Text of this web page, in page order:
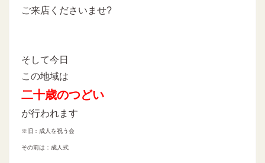
ご来店くださいませ?
そして今日
この地域は
二十歳のつどい
が行われます
※旧：成人を祝う会
その前は：成人式